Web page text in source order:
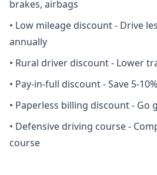
brakes, airbags
• Low mileage discount - Drive
annually
• Rural driver discount - Lower
• Pay-in-full discount - Save 5-
• Paperless billing discount - Go
• Defensive driving course -
course